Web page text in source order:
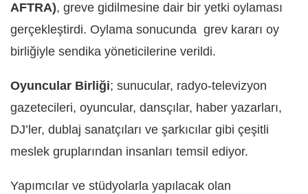
AFTRA), greve gidilmesine dair bir yetki oylaması
gerçekleştirdi. Oylama sonucunda grev kararı oy
birliğiyle sendika yöneticilerine verildi.
Oyuncular Birliği; sunucular, radyo-televizyon
gazetecileri, oyuncular, dansçılar, haber yazarları,
DJ’ler, dublaj sanatçıları ve şarkıcılar gibi çeşitli
meslek gruplarından insanları temsil ediyor.
Yapımcılar ve stüdyolarla yapılacak olan